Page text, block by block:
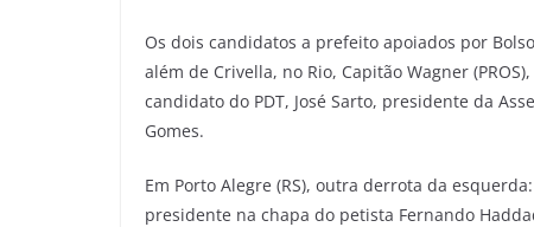
Os dois candidatos a prefeito apoiados por
além de Crivella, no Rio, Capitão Wagner
candidato do PDT, José Sarto, presidente da
Gomes.
Em Porto Alegre (RS), outra derrota da
presidente na chapa do petista Fernando